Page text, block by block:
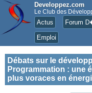
Developpez.com
Le Club des
Actus Forum
Emploi
Débats sur le
Programmation : une
plus voraces en